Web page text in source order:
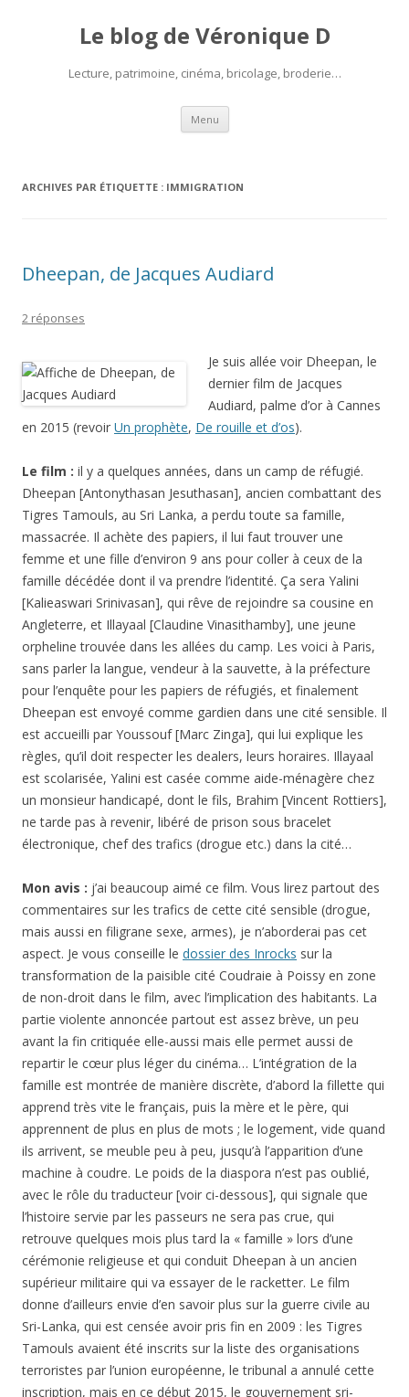
Le blog de Véronique D
Lecture, patrimoine, cinéma, bricolage, broderie…
Menu Aller
contenu
ARCHIVES PAR ÉTIQUETTE : IMMIGRATION
Dheepan, de Jacques Audiard
2 réponses
Je suis allée voir Dheepan, le
dernier film de Jacques
Audiard, palme d’or à Cannes
en 2015 (revoir Un prophète, De rouille et d’os).
Le film : il y a quelques années, dans un camp de réfugié.
Dheepan [Antonythasan Jesuthasan], ancien combattant des
Tigres Tamouls, au Sri Lanka, a perdu toute sa famille,
massacrée. Il achète des papiers, il lui faut trouver une
femme et une fille d’environ 9 ans pour coller à ceux de la
famille décédée dont il va prendre l’identité. Ça sera Yalini
[Kalieaswari Srinivasan], qui rêve de rejoindre sa cousine en
Angleterre, et Illayaal [Claudine Vinasithamby], une jeune
orpheline trouvée dans les allées du camp. Les voici à Paris,
sans parler la langue, vendeur à la sauvette, à la préfecture
pour l’enquête pour les papiers de réfugiés, et finalement
Dheepan est envoyé comme gardien dans une cité sensible. Il
est accueilli par Youssouf [Marc Zinga], qui lui explique les
règles, qu’il doit respecter les dealers, leurs horaires. Illayaal
est scolarisée, Yalini est casée comme aide-ménagère chez
un monsieur handicapé, dont le fils, Brahim [Vincent Rottiers],
ne tarde pas à revenir, libéré de prison sous bracelet
électronique, chef des trafics (drogue etc.) dans la cité…
Mon avis : j’ai beaucoup aimé ce film. Vous lirez partout des
commentaires sur les trafics de cette cité sensible (drogue,
mais aussi en filigrane sexe, armes), je n’aborderai pas cet
aspect. Je vous conseille le dossier des Inrocks sur la
transformation de la paisible cité Coudraie à Poissy en zone
de non-droit dans le film, avec l’implication des habitants. La
partie violente annoncée partout est assez brève, un peu
avant la fin critiquée elle-aussi mais elle permet aussi de
repartir le cœur plus léger du cinéma… L’intégration de la
famille est montrée de manière discrète, d’abord la fillette qui
apprend très vite le français, puis la mère et le père, qui
apprennent de plus en plus de mots ; le logement, vide quand
ils arrivent, se meuble peu à peu, jusqu’à l’apparition d’une
machine à coudre. Le poids de la diaspora n’est pas oublié,
avec le rôle du traducteur [voir ci-dessous], qui signale que
l’histoire servie par les passeurs ne sera pas crue, qui
retrouve quelques mois plus tard la « famille » lors d’une
cérémonie religieuse et qui conduit Dheepan à un ancien
supérieur militaire qui va essayer de le racketter. Le film
donne d’ailleurs envie d’en savoir plus sur la guerre civile au
Sri-Lanka, qui est censée avoir pris fin en 2009 : les Tigres
Tamouls avaient été inscrits sur la liste des organisations
terroristes par l’union européenne, le tribunal a annulé cette
inscription, mais en ce début 2015, le gouvernement sri-